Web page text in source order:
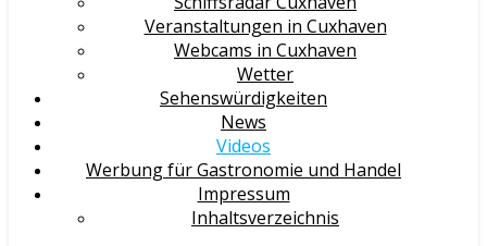
Veranstaltungen in Cuxhaven
Webcams in Cuxhaven
Wetter
Sehenswürdigkeiten
News
Videos
Werbung für Gastronomie und Handel
Impressum
Inhaltsverzeichnis